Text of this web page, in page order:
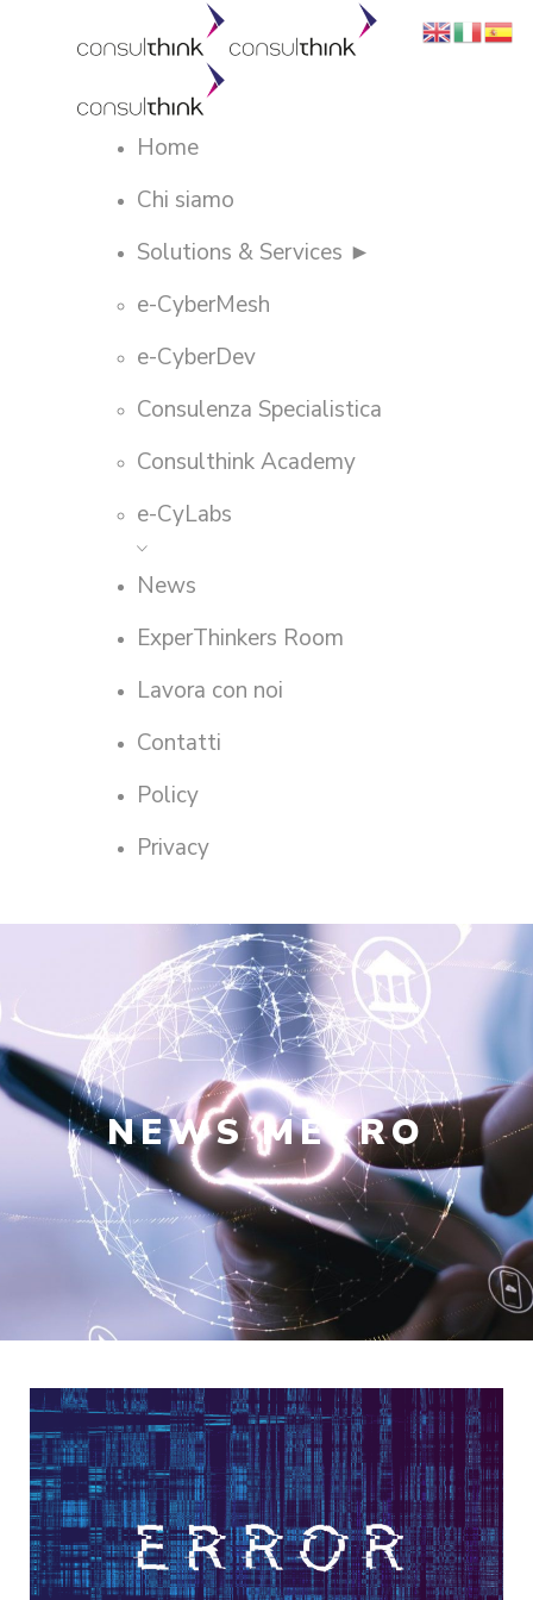
Home
Chi siamo
Solutions & Services ►
e-CyberMesh
e-CyberDev
Consulenza Specialistica
Consulthink Academy
e-CyLabs
News
ExperThinkers Room
Lavora con noi
Contatti
Policy
Privacy
NEWSMETRO